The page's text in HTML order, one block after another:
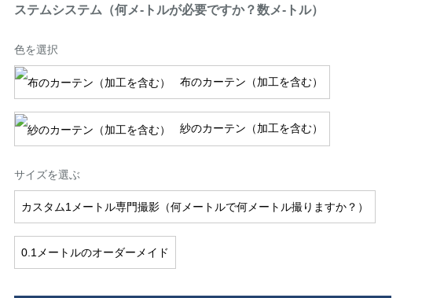
ステムシステム（何メ-トルが必要ですか？数メ-トル）
色を選択
布のカーテン（加工を含む）
紗のカーテン（加工を含む）
サイズを選ぶ
カスタム1メートル専門撮影（何メートルで何メートル撮りますか？）
0.1メートルのオーダーメイド